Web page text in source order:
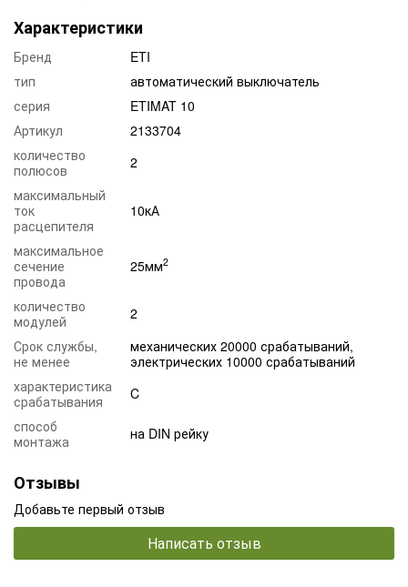
Характеристики
Бренд
ETI
тип
автоматический выключатель
серия
ETIMAT 10
Артикул
2133704
количество
полюсов
2
максимальный
ток
расцепителя
10кА
максимальное
сечение
провода
25мм2
количество
модулей
2
Срок службы,
не менее
механических 20000 срабатываний,
электрических 10000 срабатываний
характеристика
срабатывания
C
способ
монтажа
на DIN рейку
Отзывы
Добавьте первый отзыв
Написать отзыв